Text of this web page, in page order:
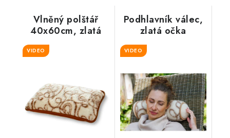
Vlněný polštář
40x60cm, zlatá
VIDEO
Podhlavník válec,
zlatá očka
VIDEO